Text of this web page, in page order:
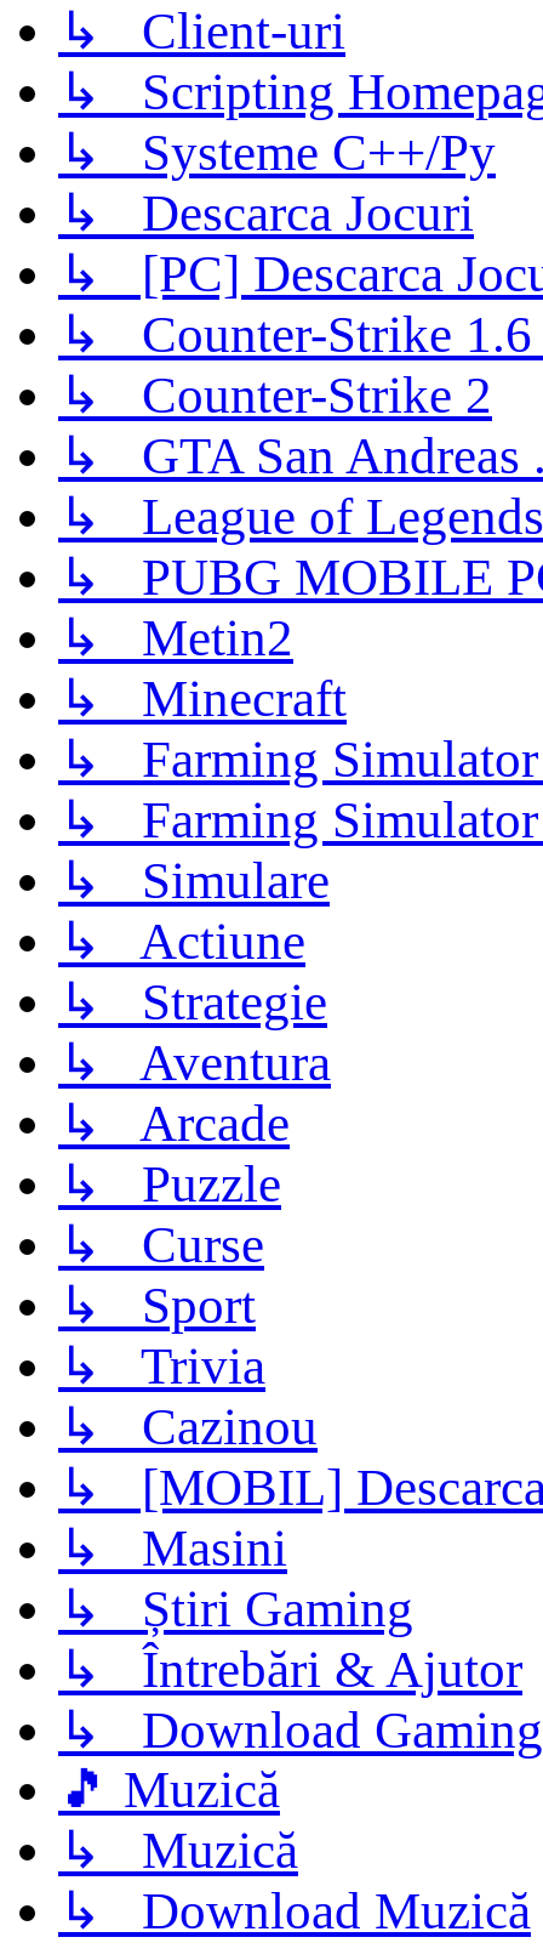
↳ Client-uri
↳ Scripting
↳ Systeme C++/Py
↳ Descarca Jocuri
↳ [PC] Descarca
↳ Counter-Strike 1.6
↳ Counter-Strike 2
↳ GTA San Andreas
↳ League of Legends
↳ PUBG MOBILE
↳ Metin2
↳ Minecraft
↳ Farming
↳ Farming
↳ Simulare
↳ Actiune
↳ Strategie
↳ Aventura
↳ Arcade
↳ Puzzle
↳ Curse
↳ Sport
↳ Trivia
↳ Cazinou
↳ [MOBIL]
↳ Masini
↳ Știri Gaming
↳ Întrebări & Ajutor
↳ Download Gaming
🎵 Muzică
↳ Muzică
↳ Download Muzică